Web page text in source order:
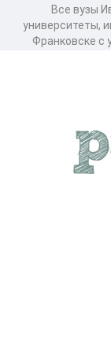
Все вузы
университеты,
Франковске с